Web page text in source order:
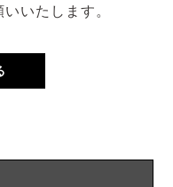
いたします。